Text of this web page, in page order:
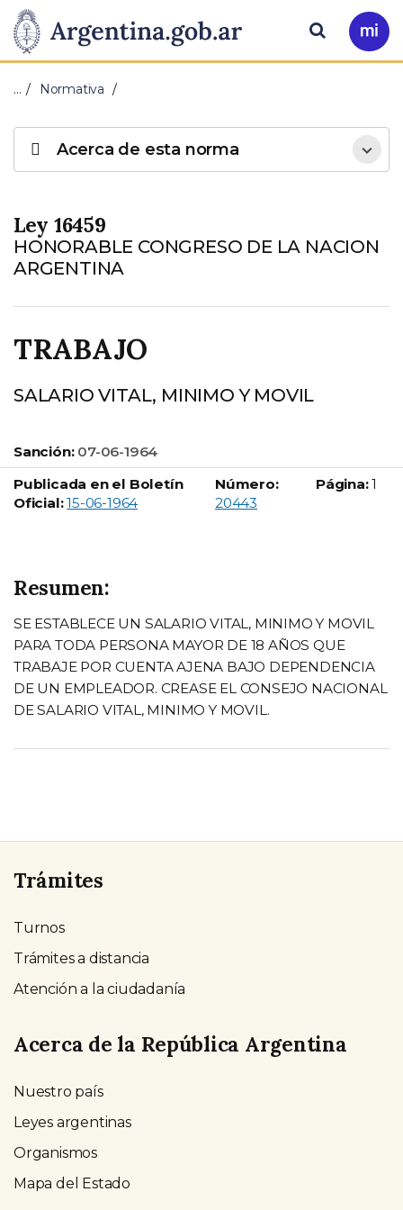
Presidencia
de
Nación
Pasar al contenido principal
Ir
a
Buscar
… Normativa
Ley 16459
HONORABLE CONGRESO DE LA NACION
ARGENTINA
TRABAJO
SALARIO VITAL, MINIMO Y MOVIL
Sanción: 07-06-1964
Publicada en el Boletín
Oficial: 15-06-1964
Número:
Boletín Oficial número:
20443
Página: 1
Resumen:
SE ESTABLECE UN SALARIO VITAL, MINIMO Y MOVIL
PARA TODA PERSONA MAYOR DE 18 AÑOS QUE
TRABAJE POR CUENTA AJENA BAJO DEPENDENCIA
DE UN EMPLEADOR. CREASE EL CONSEJO NACIONAL
DE SALARIO VITAL, MINIMO Y MOVIL.
Acerca de esta norma
Trámites
Turnos
Trámites a distancia
Atención a la ciudadanía
Acerca de la República Argentina
Nuestro país
Leyes argentinas
Organismos
Mapa del Estado